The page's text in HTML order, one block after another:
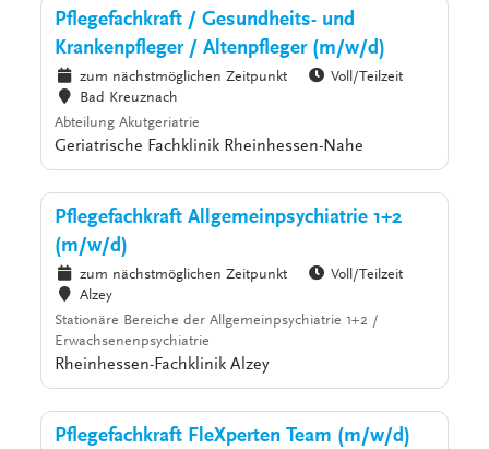
Pflegefachkraft / Gesundheits- und
Krankenpfleger / Altenpfleger (m/w/d)
zum nächstmöglichen Zeitpunkt
Voll/Teilzeit
Bad Kreuznach
Abteilung Akutgeriatrie
Geriatrische Fachklinik Rheinhessen-Nahe
Pflegefachkraft Allgemeinpsychiatrie 1+2
(m/w/d)
zum nächstmöglichen Zeitpunkt
Voll/Teilzeit
Alzey
Stationäre Bereiche der Allgemeinpsychiatrie 1+2 /
Erwachsenenpsychiatrie
Rheinhessen-Fachklinik Alzey
Pflegefachkraft FleXperten Team (m/w/d)